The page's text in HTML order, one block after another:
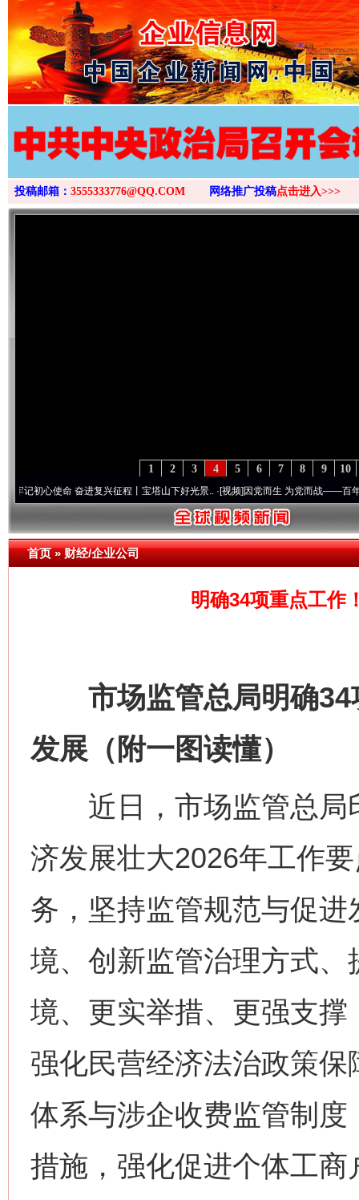
>
投稿邮箱： 3555333776@QQ.COM 网络推广投稿点击进入>>>
10
9
8
7
6
5
4
3
2
1
复兴征程丨宝塔山下好光景.. ·[视频]因党而生 为党而战——百年“纪”事⑧加强纪律..
首页»财经/企业公司
明确34项重点工作
市场监管总局明确34
发展（附一图读懂）
近日，市场监管总局
济发展壮大2026年工作
务，坚持监管规范与促
境、创新监管治理方式
境、更实举措、更强支
强化民营经济法治政策
体系与涉企收费监管制
措施，强化促进个体工